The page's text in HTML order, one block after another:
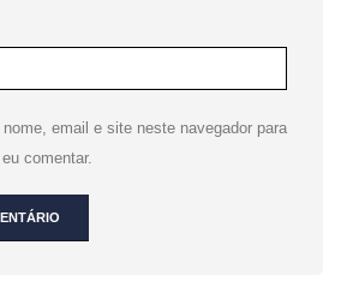
email e site neste navegador para
comentar.